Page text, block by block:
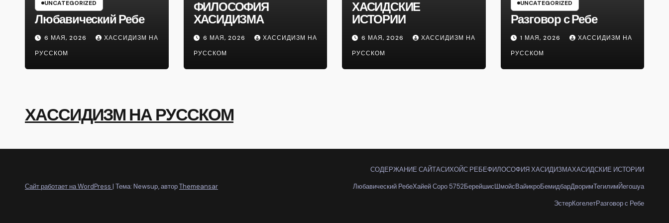
UNCATEGORIZED
Любавический Ребе
6 МАЯ, 2026
ХАССИДИЗМ НА
РУССКОМ
ФИЛОСОФИЯ
ХАСИДИЗМА
6 МАЯ, 2026
ХАССИДИЗМ НА
РУССКОМ
ХАСИДСКИЕ
ИСТОРИИ
6 МАЯ, 2026
ХАССИДИЗМ НА
РУССКОМ
UNCATEGORIZED
Разговор с Ребе
1 МАЯ, 2026
ХАССИДИЗМ НА
РУССКОМ
ХАССИДИЗМ НА РУССКОМ
Сайт работает на WordPress | Тема: Newsup, авторThemeansar
СОДЕРЖАНИЕ САЙТАСИХОЙС РЕБЕФИЛОСОФИЯ ХАСИДИЗМАХАСИДСКИЕ ИСТОРИИ
Любавический РебеХайей Соро 5752БерейшисШмойсВайикроБемидбарДворимТегилимЙегошуа
ЭстерКогелетРазговор с Ребе